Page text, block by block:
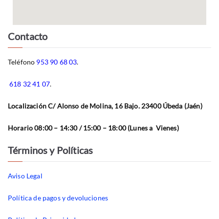
Contacto
Teléfono 953 90 68 03.
618 32 41 07.
Localización C/ Alonso de Molina, 16 Bajo. 23400 Úbeda (Jaén)
Horario 08:00 – 14:30 / 15:00 – 18:00 (Lunes a Vienes)
Términos y Políticas
Aviso Legal
Política de pagos y devoluciones